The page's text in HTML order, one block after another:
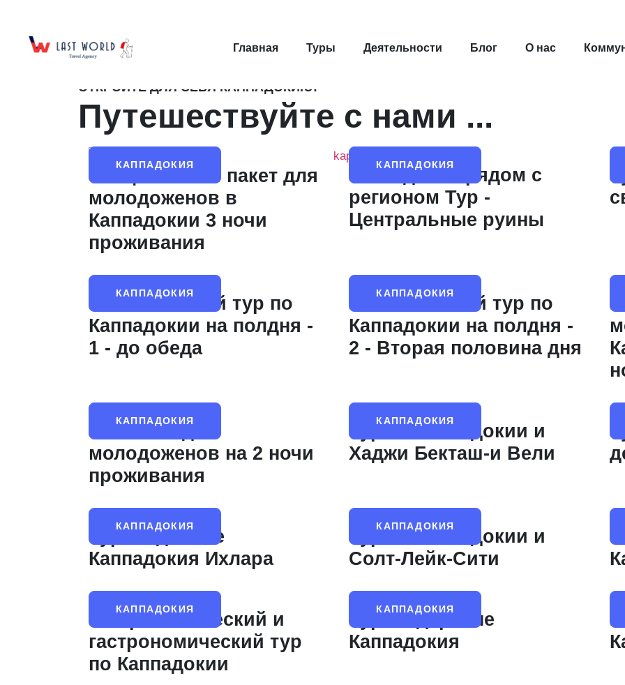
Главная Туры Деятельности Блог О нас
Мы вместе становимся свидетелями уникальных красот Каппадокии.
ОТКРОЙТЕ ДЛЯ СЕБЯ КАППАДОКИЮ!
Путешествуйте с нами ...
КАППАДОКИЯ
Специальный пакет для
молодоженов в
Каппадокии 3 ночи
проживания
КАППАДОКИЯ
Каппадокия рядом с
регионом Тур -
Центральные руины
КАППАДОКИЯ
Региональный тур по
Каппадокии на полдня -
1 - до обеда
КАППАДОКИЯ
Региональный тур по
Каппадокии на полдня -
2 - Вторая половина дня
КАППАДОКИЯ
VIP-пакет для
молодоженов на 2 ночи
проживания
КАППАДОКИЯ
Тур по Каппадокии и
Хаджи Бекташ-и Вели
КАППАДОКИЯ
Тур по долине
Каппадокия Ихлара
КАППАДОКИЯ
Тур по Каппадокии и
Солт-Лейк-Сити
КАППАДОКИЯ
Гастрономический и
гастрономический тур
по Каппадокии
КАППАДОКИЯ
Тур по деревне
Каппадокия